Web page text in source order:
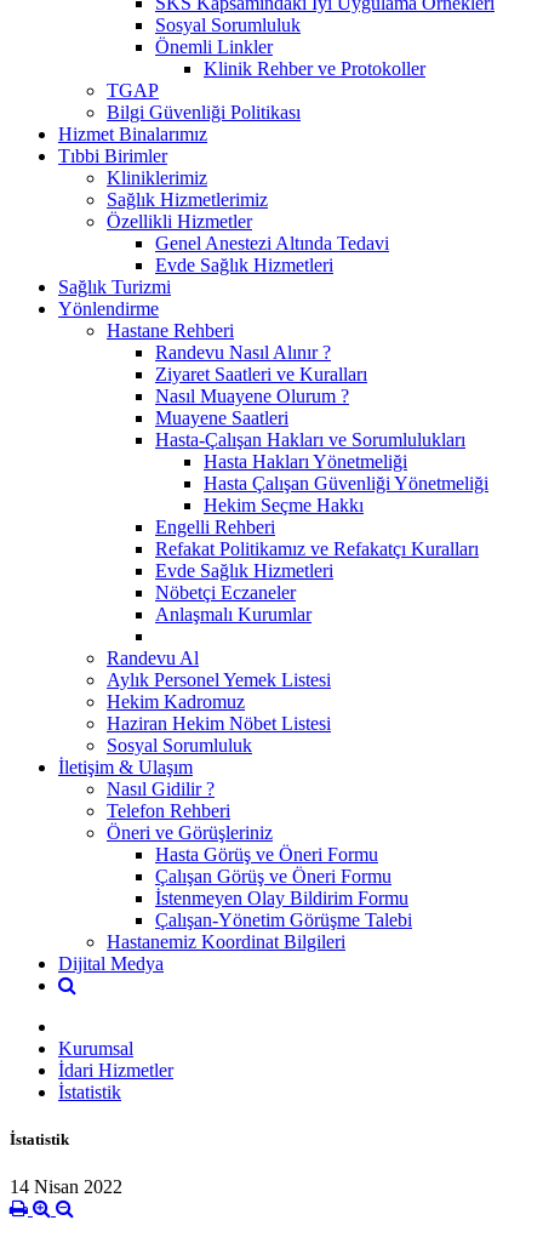
Sosyal Sorumluluk
Önemli Linkler
Klinik Rehber ve Protokoller
TGAP
Bilgi Güvenliği Politikası
Hizmet Binalarımız
Tıbbi Birimler
Kliniklerimiz
Sağlık Hizmetlerimiz
Özellikli Hizmetler
Genel Anestezi Altında Tedavi
Evde Sağlık Hizmetleri
Sağlık Turizmi
Yönlendirme
Hastane Rehberi
Randevu Nasıl Alınır ?
Ziyaret Saatleri ve Kuralları
Nasıl Muayene Olurum ?
Muayene Saatleri
Hasta-Çalışan Hakları ve Sorumlulukları
Hasta Hakları Yönetmeliği
Hasta Çalışan Güvenliği Yönetmeliği
Hekim Seçme Hakkı
Engelli Rehberi
Refakat Politikamız ve Refakatçı Kuralları
Evde Sağlık Hizmetleri
Nöbetçi Eczaneler
Anlaşmalı Kurumlar
Randevu Al
Aylık Personel Yemek Listesi
Hekim Kadromuz
Haziran Hekim Nöbet Listesi
Sosyal Sorumluluk
İletişim & Ulaşım
Nasıl Gidilir ?
Telefon Rehberi
Öneri ve Görüşleriniz
Hasta Görüş ve Öneri Formu
Çalışan Görüş ve Öneri Formu
İstenmeyen Olay Bildirim Formu
Çalışan-Yönetim Görüşme Talebi
Hastanemiz Koordinat Bilgileri
Dijital Medya
Kurumsal
İdari Hizmetler
İstatistik
İstatistik
14 Nisan 2022